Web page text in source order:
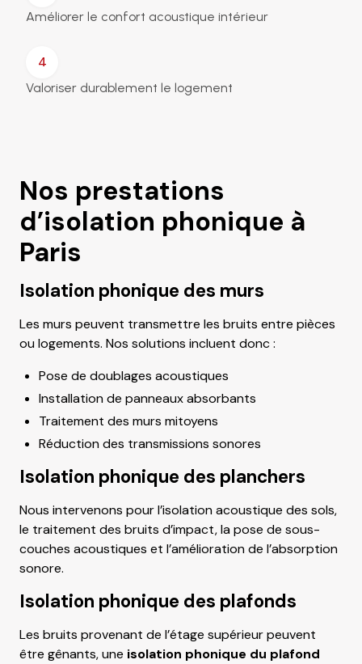
Améliorer le confort acoustique intérieur
4
Valoriser durablement le logement
Nos prestations
d’isolation phonique à
Paris
Isolation phonique des murs
Les murs peuvent transmettre les bruits entre pièces
ou logements. Nos solutions incluent donc :
Pose de doublages acoustiques
Installation de panneaux absorbants
Traitement des murs mitoyens
Réduction des transmissions sonores
Isolation phonique des planchers
Nous intervenons pour l’isolation acoustique des sols,
le traitement des bruits d’impact, la pose de sous-
couches acoustiques et l’amélioration de l’absorption
sonore.
Isolation phonique des plafonds
Les bruits provenant de l’étage supérieur peuvent
être gênants, une isolation phonique du plafond